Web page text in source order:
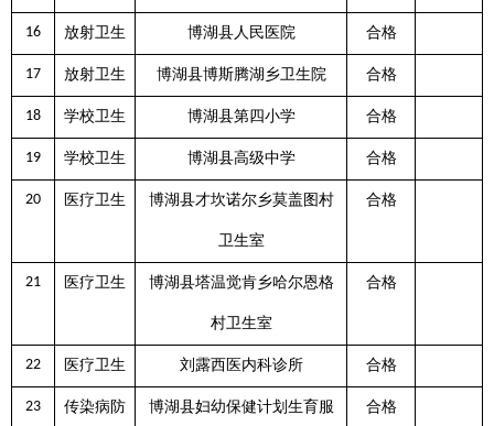
16 放射卫生 博湖县人民医院 合格
17 放射卫生 博湖县博斯腾湖乡卫生院 合格
18 学校卫生 博湖县第四小学 合格
19 学校卫生 博湖县高级中学 合格
20 医疗卫生 博湖县才坎诺尔乡莫盖图村
卫生室
合格
21 医疗卫生 博湖县塔温觉肯乡哈尔恩格
村卫生室
合格
22 医疗卫生 刘露西医内科诊所 合格
23 传染病防 博湖县妇幼保健计划生育服 合格